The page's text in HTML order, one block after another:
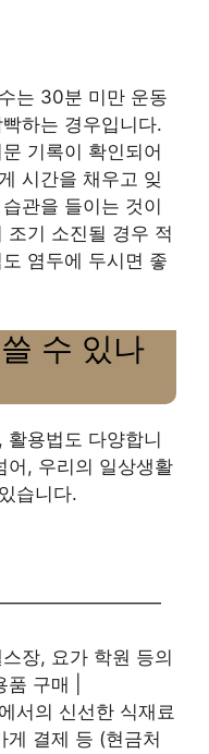
는 30분 미만 운동
하는 경우입니다.
기록이 확인되어
시간을 채우고 잊
관을 들이는 것이
조기 소진될 경우 적
염두에 두시면 좋
수 있나
활용법도 다양합니
어, 우리의 일상생활
습니다.
장, 요가 학원 등의
구매 |
서의 신선한 식재료
게 결제 등 (현금처